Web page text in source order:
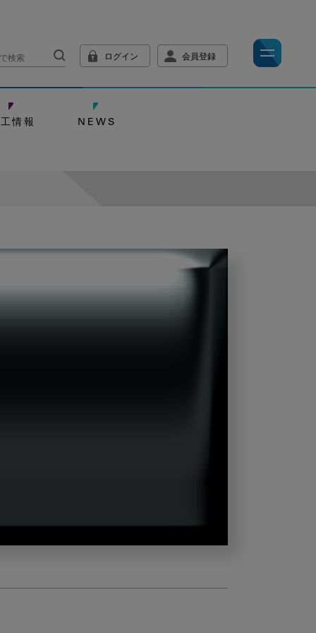
ログイン 会員登録
情報 NEWS